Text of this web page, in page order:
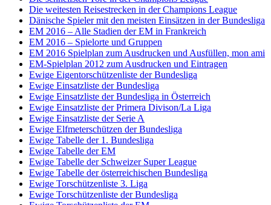
Die weitesten Reisestrecken in der Champions League
Dänische Spieler mit den meisten Einsätzen in der Bundesliga
EM 2016 – Alle Stadien der EM in Frankreich
EM 2016 – Spielorte und Gruppen
EM 2016 Spielplan zum Ausdrucken und Ausfüllen, mon ami
EM-Spielplan 2012 zum Ausdrucken und Eintragen
Ewige Eigentorschützenliste der Bundesliga
Ewige Einsatzliste der Bundesliga
Ewige Einsatzliste der Bundesliga in Österreich
Ewige Einsatzliste der Primera Divison/La Liga
Ewige Einsatzliste der Serie A
Ewige Elfmeterschützen der Bundesliga
Ewige Tabelle der 1. Bundesliga
Ewige Tabelle der EM
Ewige Tabelle der Schweizer Super League
Ewige Tabelle der österreichischen Bundesliga
Ewige Torschützenliste 3. Liga
Ewige Torschützenliste der Bundesliga